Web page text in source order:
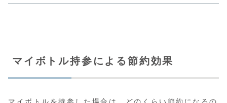
マイボトル持参による節約効果